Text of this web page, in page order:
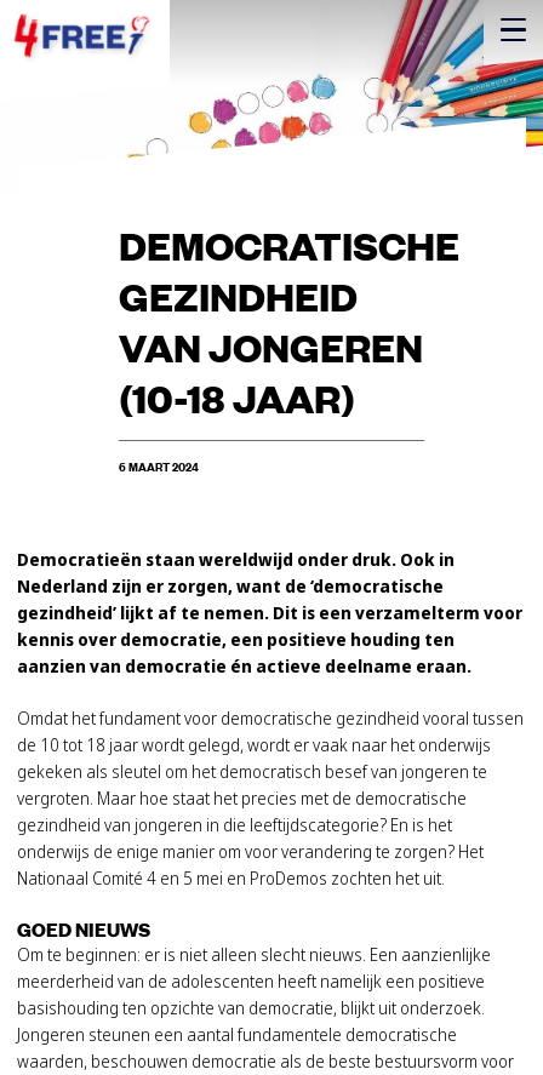
DEMOCRATISCHE
GEZINDHEID
VAN JONGEREN
(10-18 JAAR)
6 MAART 2024
Democratieën staan wereldwijd onder druk. Ook in
Nederland zijn er zorgen, want de ‘democratische
gezindheid’ lijkt af te nemen. Dit is een verzamelterm voor
kennis over democratie, een positieve houding ten
aanzien van democratie én actieve deelname eraan.
Omdat het fundament voor democratische gezindheid vooral tussen
de 10 tot 18 jaar wordt gelegd, wordt er vaak naar het onderwijs
gekeken als sleutel om het democratisch besef van jongeren te
vergroten. Maar hoe staat het precies met de democratische
gezindheid van jongeren in die leeftijdscategorie? En is het
onderwijs de enige manier om voor verandering te zorgen? Het
Nationaal Comité 4 en 5 mei en ProDemos zochten het uit.
GOED NIEUWS
Om te beginnen: er is niet alleen slecht nieuws. Een aanzienlijke
meerderheid van de adolescenten heeft namelijk een positieve
basishouding ten opzichte van democratie, blijkt uit onderzoek.
Jongeren steunen een aantal fundamentele democratische
waarden, beschouwen democratie als de beste bestuursvorm voor